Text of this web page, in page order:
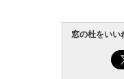
シ
る
窓の杜をいい